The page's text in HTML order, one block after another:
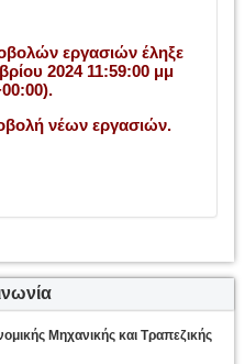
εργασιών έληξε
2024 11:59:00 μμ
νέων εργασιών.
Μηχανικής και Τραπεζικής